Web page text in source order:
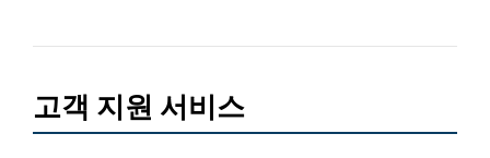
고객 지원 서비스